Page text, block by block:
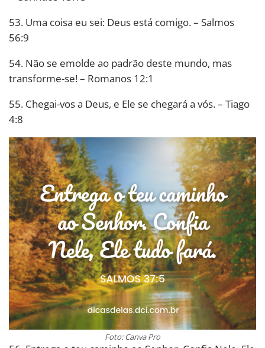
53. Uma coisa eu sei: Deus está comigo. – Salmos
56:9
54. Não se emolde ao padrão deste mundo, mas
transforme-se! – Romanos 12:1
55. Chegai-vos a Deus, e Ele se chegará a vós. – Tiago
4:8
Foto: Canva Pro